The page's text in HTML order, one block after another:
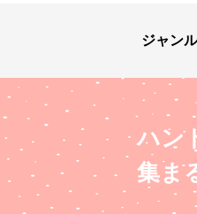
ジャン
ハン
集ま